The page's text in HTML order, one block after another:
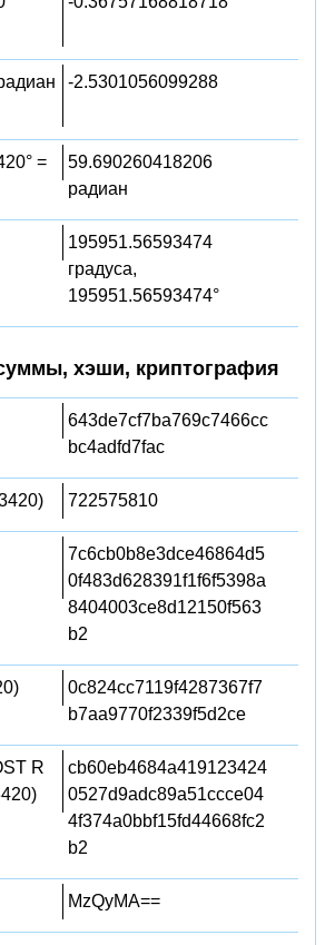
-2.5301056099288
=
59.690260418206
радиан
195951.56593474
градуса,
195951.56593474°
хэши, криптография
643de7cf7ba769c7466cc
bc4adfd7fac
722575810
7c6cb0b8e3dce46864d5
0f483d628391f1f6f5398a
8404003ce8d12150f563
b2
0c824cc7119f4287367f7
b7aa9770f2339f5d2ce
R
cb60eb4684a419123424
0527d9adc89a51ccce04
4f374a0bbf15fd44668fc2
b2
MzQyMA==